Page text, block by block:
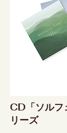
CD「ソルフ
リーズ